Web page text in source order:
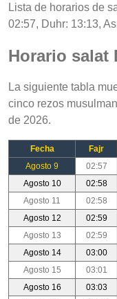
Lista de horarios de
02:57, Duhr: 13:13,
Horario salat
La siguiente tabla
cinco rezos
de 2026.
Fecha Fajr
Agosto 9
02:57
Agosto 10
02:58
Agosto 11
02:58
Agosto 12
02:59
Agosto 13
02:59
Agosto 14
03:00
Agosto 15
03:01
Agosto 16
03:03